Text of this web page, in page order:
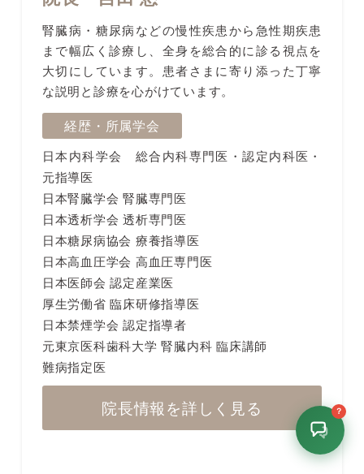
腎臓病・糖尿病などの慢性疾患から急性期疾患
まで幅広く診療し、全身を総合的に診る視点を
大切にしています。患者さまに寄り添った丁寧
な説明と診療を心がけています。
経歴・所属学会
日本内科学会 総合内科専門医・認定内科医・
元指導医
日本腎臓学会 腎臓専門医
日本透析学会 透析専門医
日本糖尿病協会 療養指導医
日本高血圧学会 高血圧専門医
日本医師会 認定産業医
厚生労働省 臨床研修指導医
日本禁煙学会 認定指導者
元東京医科歯科大学 腎臓内科 臨床講師
難病指定医
院長情報を詳しく見る ？